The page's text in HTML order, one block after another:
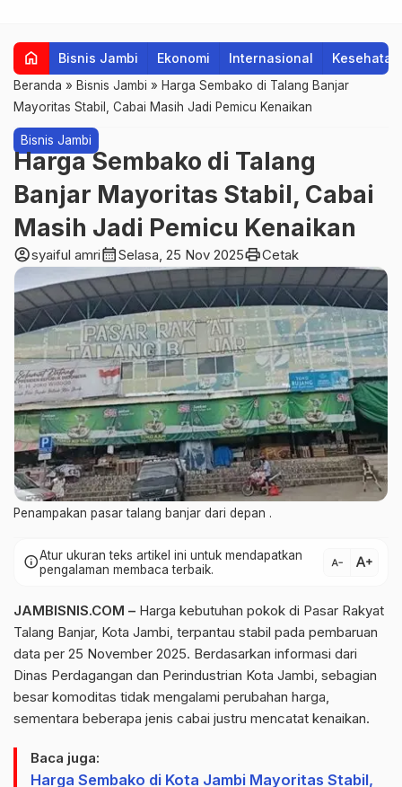
home Bisnis Jambi Ekonomi Internasional Kesehatan
Beranda » Bisnis Jambi » Harga Sembako di Talang Banjar
Mayoritas Stabil, Cabai Masih Jadi Pemicu Kenaikan
Bisnis Jambi
Harga Sembako di Talang
Banjar Mayoritas Stabil, Cabai
Masih Jadi Pemicu Kenaikan
account_circlesyaiful amricalendar_monthSelasa, 25 Nov 2025printCetak
Penampakan pasar talang banjar dari depan .
infoAtur ukuran teks artikel ini untuk mendapatkan
pengalaman membaca terbaik.
text_decrease text_increase
JAMBISNIS.COM – Harga kebutuhan pokok di Pasar Rakyat
Talang Banjar, Kota Jambi, terpantau stabil pada pembaruan
data per 25 November 2025. Berdasarkan informasi dari
Dinas Perdagangan dan Perindustrian Kota Jambi, sebagian
besar komoditas tidak mengalami perubahan harga,
sementara beberapa jenis cabai justru mencatat kenaikan.
Baca juga:
Harga Sembako di Kota Jambi Mayoritas Stabil,